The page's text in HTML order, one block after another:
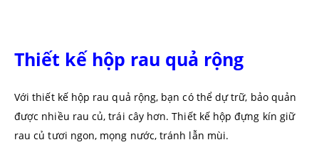
Thiết kế hộp rau quả rộng
Với thiết kế hộp rau quả rộng, bạn có thể dự trữ, bảo quản
được nhiều rau củ, trái cây hơn. Thiết kế hộp đựng kín giữ
rau củ tươi ngon, mọng nước, tránh lẫn mùi.